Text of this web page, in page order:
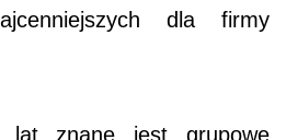
dla firmy
lat znane jest grupowe